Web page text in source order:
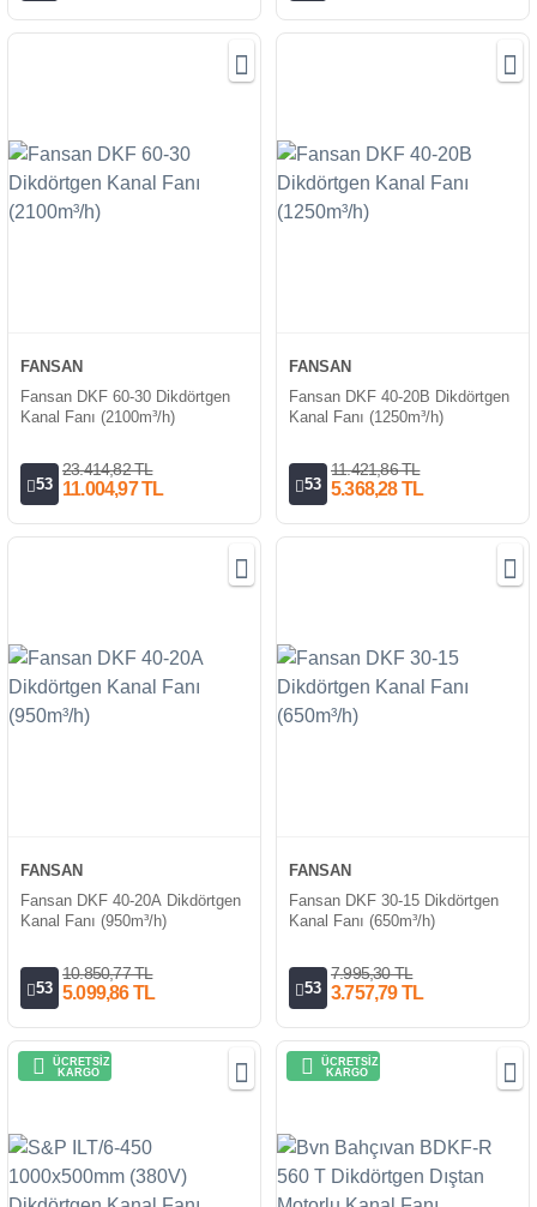
FANSAN
Fansan DKF 60-30 Dikdörtgen
Kanal Fanı (2100m³/h)
53
23.414,82 TL
11.004,97 TL
FANSAN
Fansan DKF 40-20B Dikdörtgen
Kanal Fanı (1250m³/h)
53
11.421,86 TL
5.368,28 TL
FANSAN
Fansan DKF 40-20A Dikdörtgen
Kanal Fanı (950m³/h)
53
10.850,77 TL
5.099,86 TL
FANSAN
Fansan DKF 30-15 Dikdörtgen
Kanal Fanı (650m³/h)
53
7.995,30 TL
3.757,79 TL
ÜCRETSİZ
KARGO
ÜCRETSİZ
KARGO